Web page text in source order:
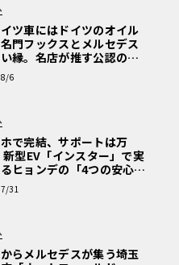
イツ車にはドイツのオイル
門フックスとメルセデス
縁。名店が推す公認の安
Cクラスで味わうシルキー
〈PR〉
6
で完結、サポートは万
新型EV「インスター」で実
ヒョンデの「4つの安心」
回・ヒョンデ6つの疑問：
Hyundai?】〈PR〉
31
らメルセデスが集う埼玉